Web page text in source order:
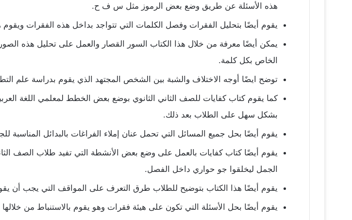
هذه الأسئلة عن طريق وضع بعض الرموز مثل س ف ح.
يقوم أيضًا بتحليل الفقرات وفصل الكلمات التي تتواجد بداخل هذه الفقرات
يمكن أيضًا معرفة من خلال هذا الكتاب السور القصار والعمل على تحليل هذه
الخاص بكل كلمة.
توضح ايضًا أوجه الاختلاف والشبة بين الشخص المجتهد الذي يقوم بدراسة علم
كما يقوم كتاب كفايات للصف الثاني الثانوي بوضع بعض الخطط لمعلمي اللغة
بشكل سهل على الطلاب بعد ذلك.
يقوم أيضًا بحل جميع المسائل التي تحمل عنان إملاء الفراغات بالبدائل المناسبة
يقوم أيضًا كتاب كفايات بالعمل على وضع بعض الأنشطة التي تفيد طلاب الصف
الجمل ليخلقوا جو حواري داخل الفصل.
يقوم أيضًا هذا الكتاب بتوضيح للطلاب طرق التعرف على المواقف التي يجب أن
يقوم أيضًا بحل الأسئلة التي تكون على هيئة فقرات وهو يقوم بالاستنباط من خلالها